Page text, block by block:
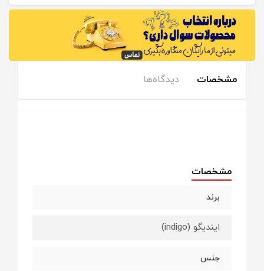
مشخصات دیدگاه‌ها
مشخصات
برند
ایندیگو (indigo)
جنس